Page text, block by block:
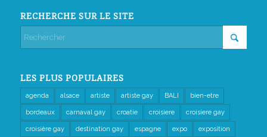
RECHERCHE SUR LE SITE
LES PLUS POPULAIRES
agenda alsace artiste artiste gay BALI bien-etre
bordeaux carnaval gay croatie croisiere croisiere gay
croisière gay destination gay espagne expo exposition